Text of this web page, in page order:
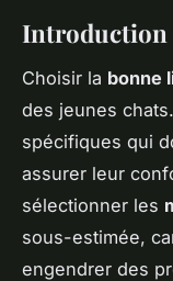
Introduction
Choisir la bonne
des jeunes
spécifiques qui
assurer leur
sélectionner les
sous-estimée,
engendrer des